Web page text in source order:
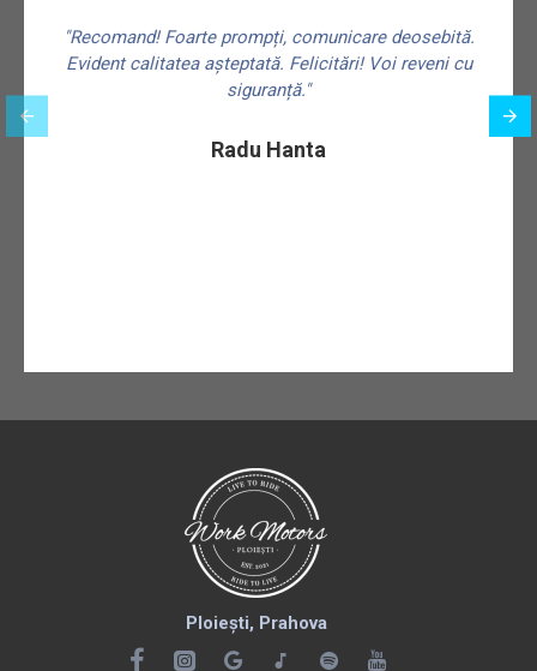
"Recomand! Foarte prompți, comunicare deosebită.
Evident calitatea așteptată. Felicitări! Voi reveni cu
siguranță."
Radu Hanta
Ploiești, Prahova